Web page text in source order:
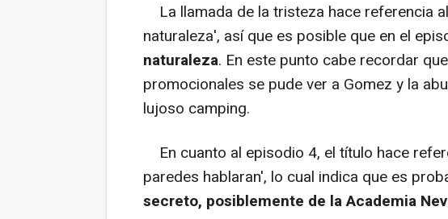
La llamada de la tristeza hace referencia
naturaleza', así que es posible que en el
naturaleza. En este punto cabe recordar
promocionales se pude ver a Gomez y la
lujoso camping.
En cuanto al episodio 4, el título hace
paredes hablaran', lo cual indica que es
secreto, posiblemente de la Academia